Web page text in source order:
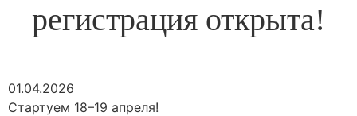
регистрация открыта!
01.04.2026
Стартуем 18–19 апреля!